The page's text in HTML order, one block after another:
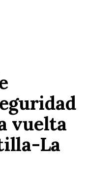
vuelta
La